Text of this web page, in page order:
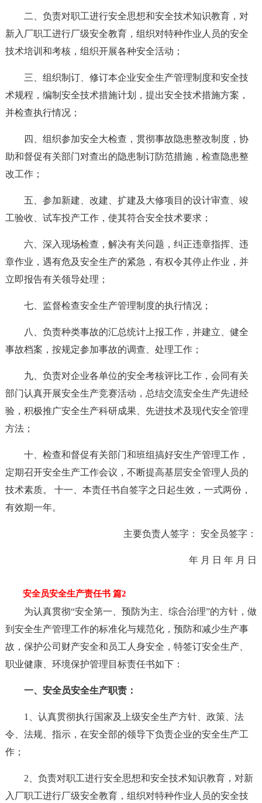
二、负责对职工进行安全思想和安全技术知识教育，对
新入厂职工进行厂级安全教育，组织对特种作业人员的安全
技术培训和考核，组织开展各种安全活动；
三、组织制订、修订本企业安全生产管理制度和安全技
术规程，编制安全技术措施计划，提出安全技术措施方案，
并检查执行情况；
四、组织参加安全大检查，贯彻事故隐患整改制度，协
助和督促有关部门对查出的隐患制订防范措施，检查隐患整
改工作；
五、参加新建、改建、扩建及大修项目的设计审查、竣
工验收、试车投产工作，使其符合安全技术要求；
六、深入现场检查，解决有关问题，纠正违章指挥、违
章作业，遇有危及安全生产的紧急，有权令其停止作业，并
立即报告有关领导处理；
七、监督检查安全生产管理制度的执行情况；
八、负责种类事故的汇总统计上报工作，并建立、健全
事故档案，按规定参加事故的调查、处理工作；
九、负责对企业各单位的安全考核评比工作，会同有关
部门认真开展安全生产竞赛活动，总结交流安全生产先进经
验，积极推广安全生产科研成果、先进技术及现代安全管理
方法；
十、检查和督促有关部门和班组搞好安生产管理工作，
定期召开安全生产工作会议，不断提高基层安全管理人员的
技术素质。 十一、本责任书自签字之日起生效，一式两份，
有效期一年。
主要负责人签字： 安全员签字：
年 月 日 年 月 日
安全员安全生产责任书 篇2
为认真贯彻“安全第一、预防为主、综合治理”的方针，做
到安全生产管理工作的标准化与规范化，预防和减少生产事
故，保护公司财产安全和员工人身安全，特签订安全生产、
职业健康、环境保护管理目标责任书如下：
一、安全员安全生产职责：
1、认真贯彻执行国家及上级安全生产方针、政策、法
令、法规、指示，在安全部的领导下负责企业的安全生产工
作；
2、负责对职工进行安全思想和安全技术知识教育，对新
入厂职工进行厂级安全教育，组织对特种作业人员的安全技